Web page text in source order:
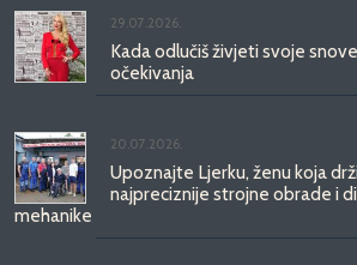
29.07.2026.
Kada odlučiš živjeti svoje
očekivanja
20.07.2026.
Upoznajte Ljerku, ženu koja
najpreciznije strojne obrade i
mehanike